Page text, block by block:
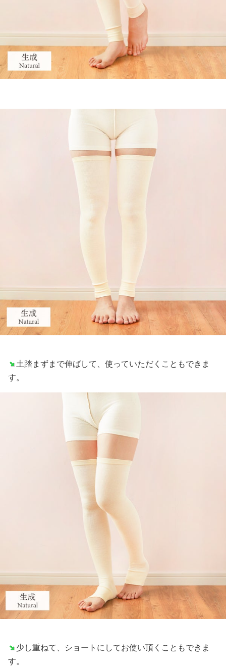
土踏まずまで伸ばして、使っていただくこともできま
す。
少し重ねて、ショートにしてお使い頂くこともできま
す。